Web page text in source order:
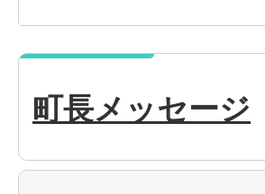
町長メッセージ